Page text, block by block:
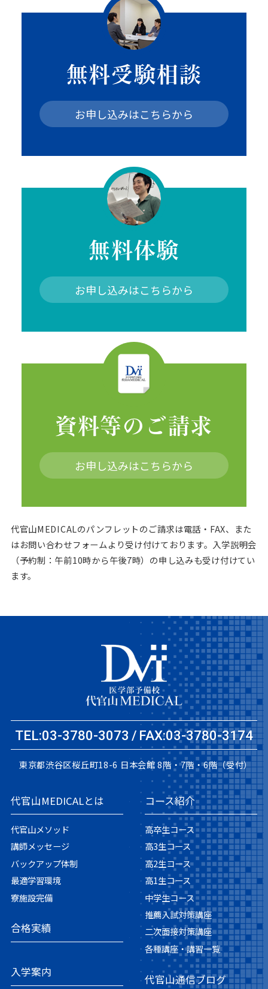
無料受験相談
お申し込みはこちらから
無料体験
お申し込みはこちらから
資料等のご請求
お申し込みはこちらから
代官山MEDICALのパンフレットのご請求は電話・FAX、また
はお問い合わせフォームより受け付けております。 入学説明会
（予約制：午前10時から午後7時）の申し込みも受け付けてい
ます。
TEL:03-3780-3073 FAX:03-3780-3174
東京都渋谷区桜丘町18-6 日本会館 8階・7階・6階（受付）
代官山MEDICALとは
代官山メソッド
講師メッセージ
バックアップ体制
最適学習環境
寮施設完備
コース紹介
高卒生コース
高3生コース
高2生コース
高1生コース
中学生コース
推薦入試対策講座
二次面接対策講座
各種講座・講習一覧
合格実績
入学案内
代官山通信ブログ